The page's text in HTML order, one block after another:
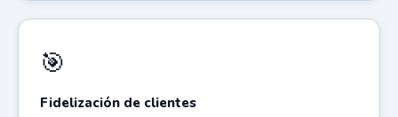
🎯
Fidelización de clientes